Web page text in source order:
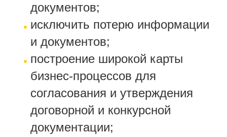
документов;
исключить потерю информации
и документов;
построение широкой карты
бизнес-процессов для
согласования и утверждения
договорной и конкурсной
документации;